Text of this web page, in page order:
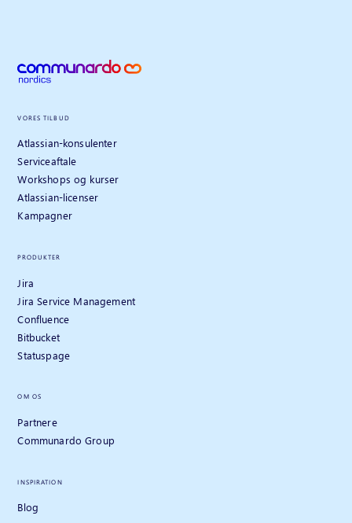
VORES TILBUD
Atlassian-konsulenter
Serviceaftale
Workshops og kurser
Atlassian-licenser
Kampagner
PRODUKTER
Jira
Jira Service Management
Confluence
Bitbucket
Statuspage
OM OS
Partnere
Communardo Group
INSPIRATION
Blog